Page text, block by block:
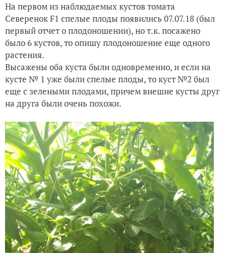
На первом из наблюдаемых кустов томата
Северенок F1 спелые плоды появились 07.07.18 (был
первый отчет о плодоношении), но т.к. посажено
было 6 кустов, то опишу плодоношение еще одного
растения.
Высажены оба куста были одновременно, и если на
кусте № 1 уже были спелые плоды, то куст №2 был
еще с зелеными плодами, причем внешне кусты друг
на друга были очень похожи.